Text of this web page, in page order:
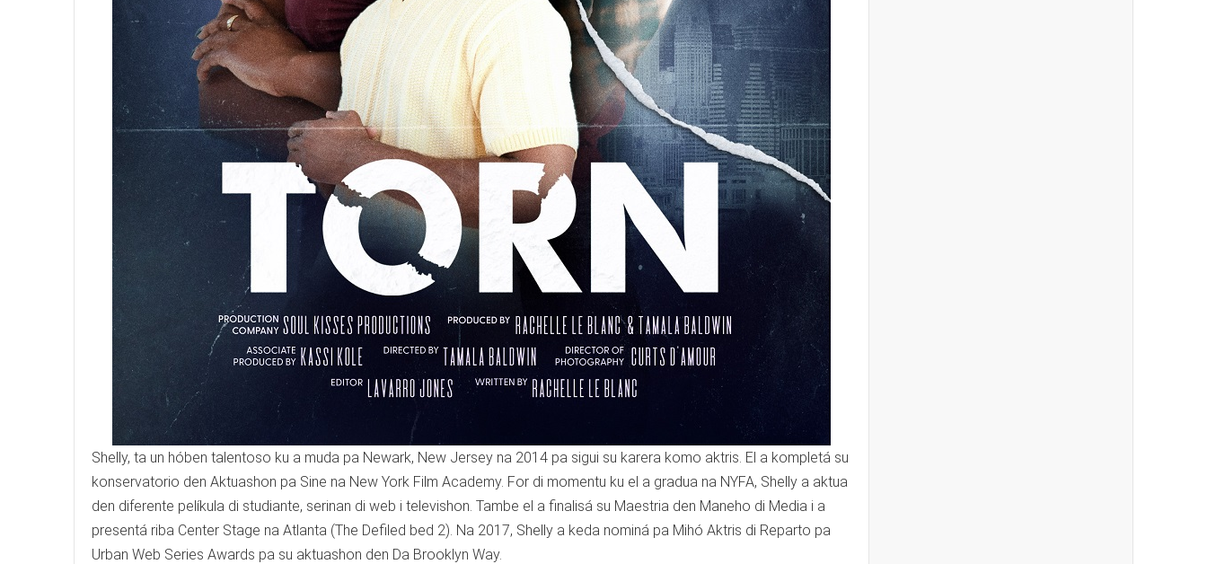
Shelly, ta un hóben talentoso ku a muda pa Newark, New Jersey na 2014 pa sigui su karera komo aktris. El a kompletá su
konservatorio den Aktuashon pa Sine na New York Film Academy. For di momentu ku el a gradua na NYFA, Shelly a aktua
den diferente pelíkula di studiante, serinan di web i televishon. Tambe el a finalisá su Maestria den Maneho di Media i a
presentá riba Center Stage na Atlanta (The Defiled bed 2). Na 2017, Shelly a keda nominá pa Mihó Aktris di Reparto pa
Urban Web Series Awards pa su aktuashon den Da Brooklyn Way.